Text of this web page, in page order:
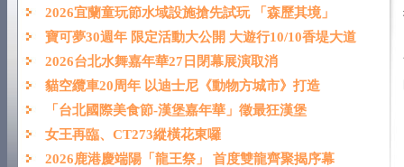
2026宜蘭童玩節水域設施搶先試玩 「森歷其境」
寶可夢30週年 限定活動大公開 大遊行10/10香堤大道
2026台北水舞嘉年華27日閉幕展演取消
貓空纜車20周年 以迪士尼《動物方城市》打造
「台北國際美食節-漢堡嘉年華」徵最狂漢堡
女王再臨、CT273縱橫花東囉
2026鹿港慶端陽「龍王祭」 首度雙龍齊聚揭序幕